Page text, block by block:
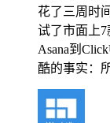
花了三周时
试了市面上7
Asana到
酷的事实：